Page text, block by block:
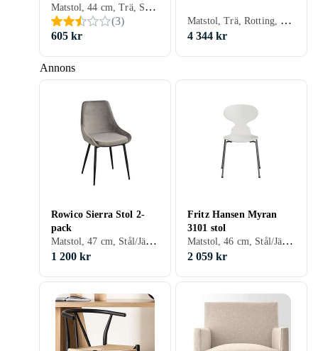
Annons
Matstol, 44 cm, Trä, Svart, Vit, Grå, Turkos, Blå, Röd, Gul, Orange, Ek, Ask, Grön, Rosa, Valnöt
(3)
605 kr
Matstol, Trä, Rotting, Svart, Vit, Grå, Blå, Röd, Gul, Bok, Ek, Grön, Khaki, Trä/natur, Lackad, Valnöt
4 344 kr
Rowico Sierra Stol 2-
pack
Matstol, 47 cm, Stål/Järn, Plast/Polyester, Aluminium, Trä, MDF, Tyg/Textil, Svart, Grå, Brun, Blå, Röd, Grön, Beige, Rosa, Trä/natur
1 200 kr
Fritz Hansen Myran
3101 stol
Matstol, 46 cm, Stål/Järn, Trä, Skinn/Läder, Svart, Vit, Silver, Grå, Brun, Blå, Röd, Rostfritt stål, Gul, Orange, Bok, Lönn, Grön, Beige, Rosa, Trä/natur, Lackad, Valnöt
2 059 kr